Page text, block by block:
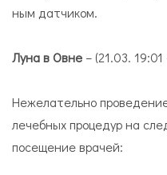
ным дат­чи­ком.
Луна в Овне – (21.03.
Нежелательно
лечебных процедур на
посещение врачей: